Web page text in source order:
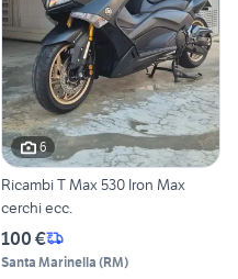
6
Ricambi T Max 530 Iron Max
cerchi ecc.
100 €
Santa Marinella (RM)